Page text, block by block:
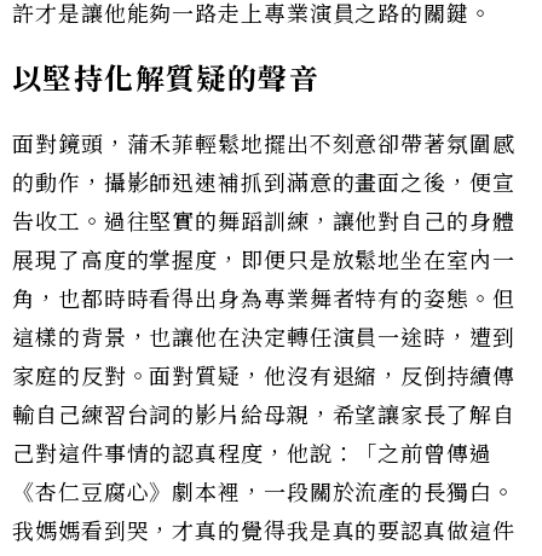
許才是讓他能夠一路走上專業演員之路的關鍵。
以堅持化解質疑的聲音
面對鏡頭，蒲禾菲輕鬆地擺出不刻意卻帶著氛圍感
的動作，攝影師迅速補抓到滿意的畫面之後，便宣
告收工。過往堅實的舞蹈訓練，讓他對自己的身體
展現了高度的掌握度，即便只是放鬆地坐在室內一
角，也都時時看得出身為專業舞者特有的姿態。但
這樣的背景，也讓他在決定轉任演員一途時，遭到
家庭的反對。面對質疑，他沒有退縮，反倒持續傳
輸自己練習台詞的影片給母親，希望讓家長了解自
己對這件事情的認真程度，他說：「之前曾傳過
《杏仁豆腐心》劇本裡，一段關於流產的長獨白。
我媽媽看到哭，才真的覺得我是真的要認真做這件